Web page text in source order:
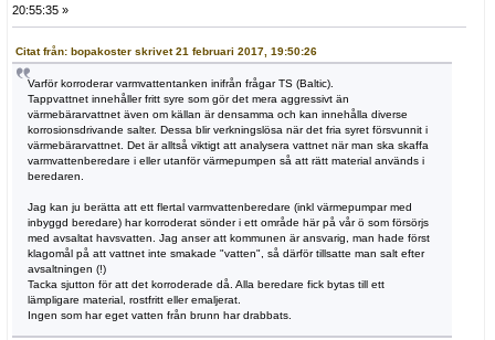
20:55:35 »
Citat från: bopakoster skrivet 21 februari 2017, 19:50:26
Varför korroderar varmvattentanken inifrån frågar TS (Baltic).
Tappvattnet innehåller fritt syre som gör det mera aggressivt än
värmebärarvattnet även om källan är densamma och kan innehålla diverse
korrosionsdrivande salter. Dessa blir verkningslösa när det fria syret försvunnit i
värmebärarvattnet. Det är alltså viktigt att analysera vattnet när man ska skaffa
varmvattenberedare i eller utanför värmepumpen så att rätt material används i
beredaren.
Jag kan ju berätta att ett flertal varmvattenberedare (inkl värmepumpar med
inbyggd beredare) har korroderat sönder i ett område här på vår ö som försörjs
med avsaltat havsvatten. Jag anser att kommunen är ansvarig, man hade först
klagomål på att vattnet inte smakade "vatten", så därför tillsatte man salt efter
avsaltningen (!)
Tacka sjutton för att det korroderade då. Alla beredare fick bytas till ett
lämpligare material, rostfritt eller emaljerat.
Ingen som har eget vatten från brunn har drabbats.